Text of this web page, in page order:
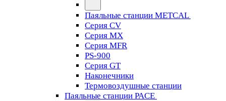
Паяльные станции METCAL
Серия CV
Серия MX
Серия MFR
PS-900
Серия GT
Наконечники
Термовоздушные станции
Паяльные станции PACE